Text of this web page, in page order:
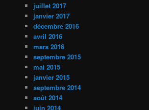
juillet 2017
janvier 2017
décembre 2016
avril 2016
mars 2016
septembre 2015
mai 2015
janvier 2015
septembre 2014
août 2014
juin 2014